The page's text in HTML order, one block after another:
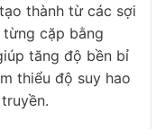
thành từ các sợi
cặp bằng
tăng độ bền bỉ
thiểu độ suy hao